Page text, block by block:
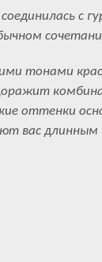
с
тонами
оттенки
вас